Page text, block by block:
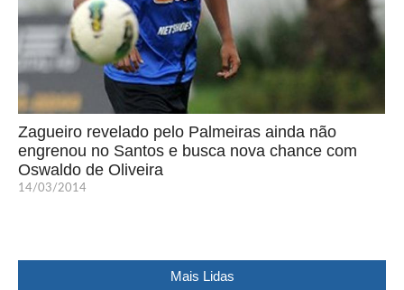
Zagueiro revelado pelo Palmeiras ainda não
engrenou no Santos e busca nova chance com
Oswaldo de Oliveira
14/03/2014
Mais Lidas